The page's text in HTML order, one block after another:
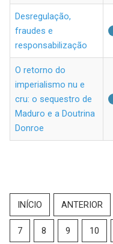
Desregulação,
fraudes e
responsabilização
O retorno do
imperialismo nu e
cru: o sequestro de
Maduro e a Doutrina
Donroe
INÍCIO ANTERIOR
7 8 9 10